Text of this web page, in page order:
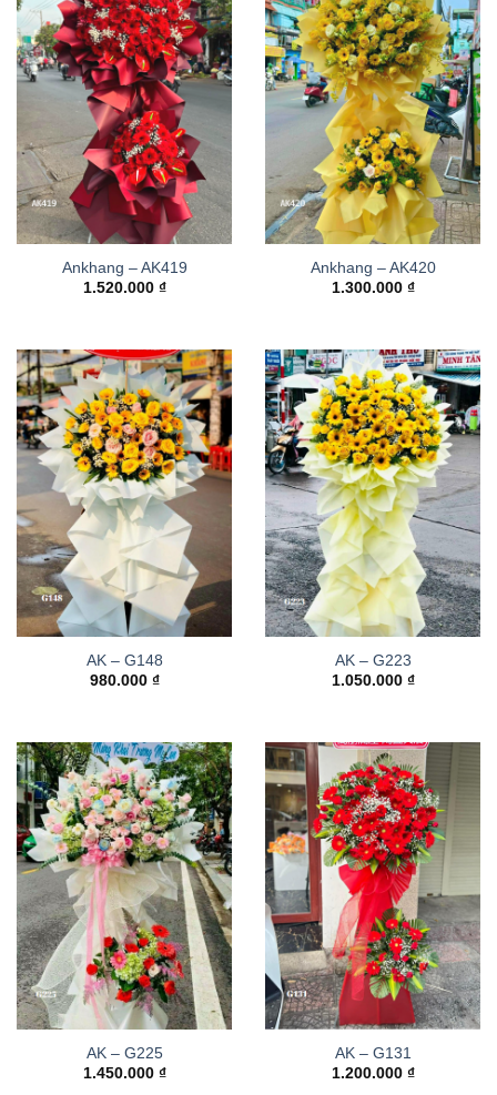
Ankhang – AK419
1.520.000 ₫
Ankhang – AK420
1.300.000 ₫
AK – G148
980.000 ₫
AK – G223
1.050.000 ₫
AK – G225
1.450.000 ₫
AK – G131
1.200.000 ₫